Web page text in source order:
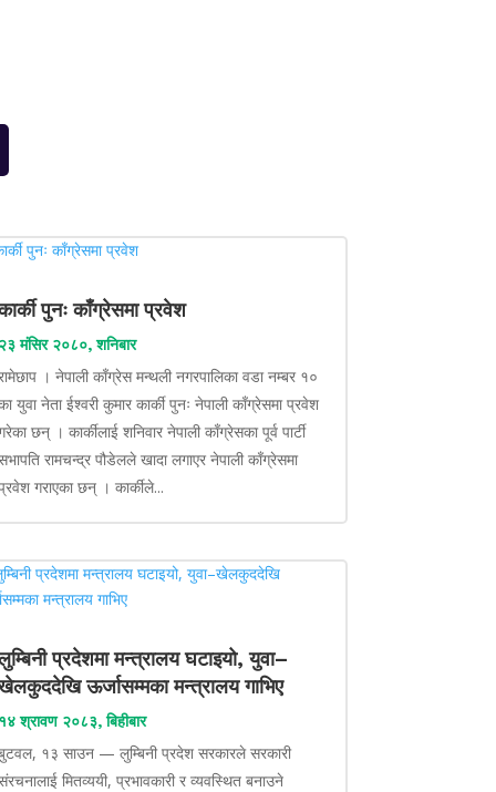
पुनः काँग्रेसमा प्रवेश
२३ मंसिर २०८०, शनिबार
। नेपाली काँग्रेस मन्थली नगरपालिका वडा नम्बर १०
युवा नेता ईश्वरी कुमार कार्की पुनः नेपाली काँग्रेसमा प्रवेश
छन् । कार्कीलाई शनिवार नेपाली काँग्रेसका पूर्व पार्टी
रामचन्द्र पौडेलले खादा लगाएर नेपाली काँग्रेसमा
गराएका छन् । कार्कीले...
प्रदेशमा मन्त्रालय घटाइयो, युवा–
ऊर्जासम्मका मन्त्रालय गाभिए
१४ श्रावण २०८३, बिहीबार
१३ साउन — लुम्बिनी प्रदेश सरकारले सरकारी
मितव्ययी, प्रभावकारी र व्यवस्थित बनाउने